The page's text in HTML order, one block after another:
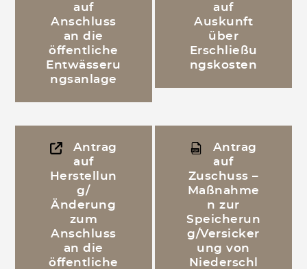
auf
Anschluss
an die
öffentliche
Entwässeru
ngsanlage
auf
Auskunft
über
Erschließu
ngskosten
Antrag
auf
Herstellun
g/
Änderung
zum
Anschluss
an die
öffentliche
Antrag
auf
Zuschuss –
Maßnahme
n zur
Speicherun
g/Versicker
ung von
Niederschl